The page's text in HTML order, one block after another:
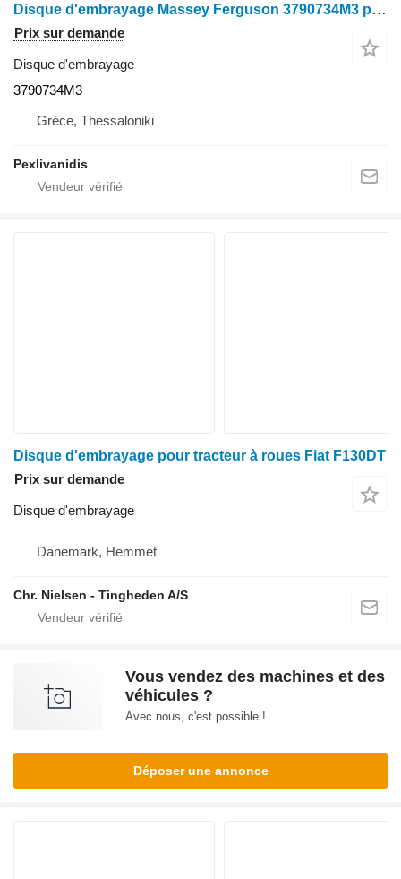
Disque d'embrayage Massey Ferguson 3790734M3 pour tracteur à roues Massey Ferguson 3080-6180-3650-3655-3690
Prix sur demande
Disque d'embrayage
3790734M3
Grèce, Thessaloniki
Pexlivanidis
Disque d'embrayage pour tracteur à roues Fiat F130DT
Prix sur demande
Disque d'embrayage
Danemark, Hemmet
Chr. Nielsen - Tingheden A/S
Vous vendez des machines et des
véhicules ?
Avec nous, c'est possible !
Déposer une annonce